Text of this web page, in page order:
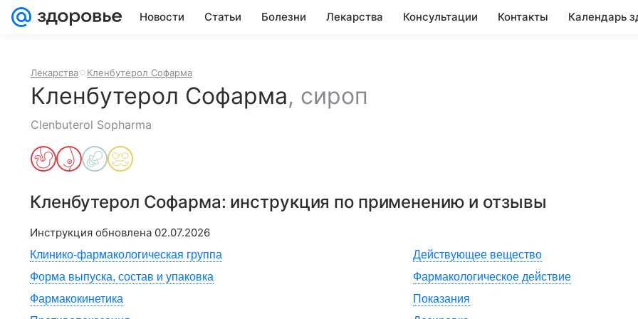
Новости Статьи Болезни Лекарства Консультации Контакты Календарь
Лекарства Кленбутерол Софарма
Кленбутерол Софарма, сироп
Clenbuterol Sopharma
Кленбутерол Софарма: инструкция по применению и отзывы
Инструкция обновлена 02.07.2026
Клинико-фармакологическая группа
Действующее вещество
Форма выпуска, состав и упаковка
Фармакологическое действие
Фармакокинетика
Показания